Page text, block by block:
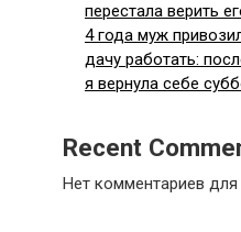
перестала верить
4 года муж
дачу работать:
я вернула себе
Recent
Нет комментариев для